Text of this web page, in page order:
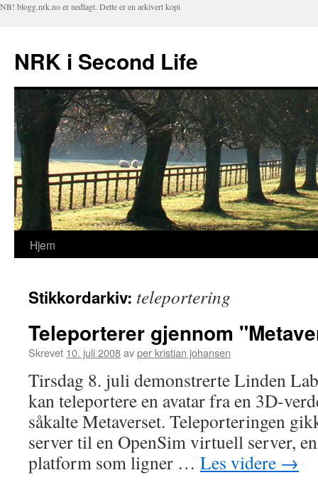
NB! blogg.nrk.no er nedlagt. Dette er en arkivert kopi
NRK i Second Life
Hopp
innhold
Hjem
Stikkordarkiv: teleportering
Teleporterer gjennom
Skrevet 10. juli 2008avper kristian johansen
Tirsdag 8. juli demonstrerte Linden
kan teleportere en avatar fra en 3D-
såkalte Metaverset. Teleporteringen
server til en OpenSim virtuell server,
platform som ligner … Les videre →